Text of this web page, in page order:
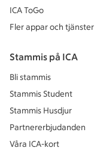
ICA ToGo
Fler appar och tjänster
Stammis på ICA
Bli stammis
Stammis Student
Stammis Husdjur
Partnererbjudanden
Våra ICA-kort